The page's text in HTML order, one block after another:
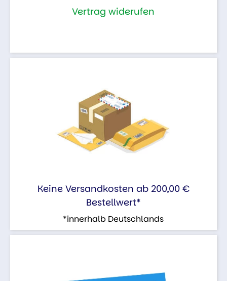
Vertrag widerufen
Keine Versandkosten ab 200,00 €
Bestellwert*
*innerhalb Deutschlands